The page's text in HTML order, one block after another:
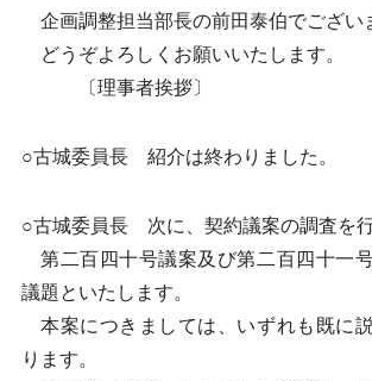
企画調整担当部長の前田泰伯でござい
どうぞよろしくお願いいたします。
〔理事者挨拶〕
○古城委員長 紹介は終わりました。
○古城委員長 次に、契約議案の調査を行
第二百四十号議案及び第二百四十一
議題といたします。
本案につきましては、いずれも既に
ります。